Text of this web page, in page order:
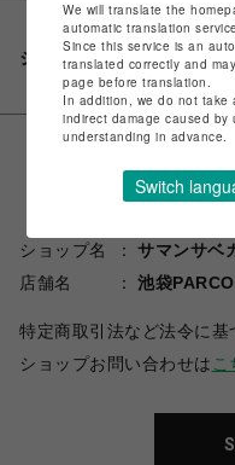
シェアする
ショップ名
サマンサベ
店舗名
池袋PARCO
特定商取引法など法令に基
ショップお問い合わせは こ
We will translate the
automatic translation
Since this service is an
translated correctly and
page before translation.
In addition, we do not take
indirect damage caused
understanding in advance.
Switch